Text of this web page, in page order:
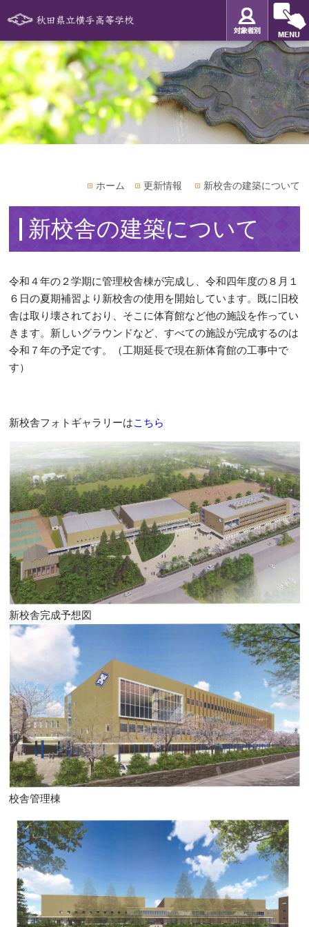
ホーム 更新情報 新校舎の建築について
新校舎の建築について
令和４年の２学期に管理校舎棟が完成し、令和四年度の８月１
６日の夏期補習より新校舎の使用を開始しています。既に旧校
舎は取り壊されており、そこに体育館など他の施設を作ってい
きます。新しいグラウンドなど、すべての施設が完成するのは
令和７年の予定です。（工期延長で現在新体育館の工事中で
す）
新校舎フォトギャラリーはこちら
新校舎完成予想図
校舎管理棟